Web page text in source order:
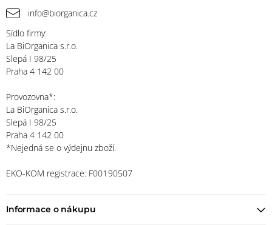
info@biorganica.cz
Sídlo firmy:
La BiOrganica s.r.o.
Slepá I 98/25
Praha 4 142 00
Provozovna*:
La BiOrganica s.r.o.
Slepá I 98/25
Praha 4 142 00
*Nejedná se o výdejnu zboží.
EKO-KOM registrace: F00190507
Informace o nákupu